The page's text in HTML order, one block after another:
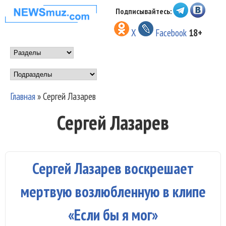
Перейти к основному
содержанию
НОВОСТИ
МУЗЫКИ И
ШОУ БИЗНЕСА
NEWSMUZ.COM
Подписывайтесь:
X Facebook 18+
Main menu
Подразделы
Вы здесь
Главная»Сергей Лазарев
Сергей Лазарев
Сергей Лазарев воскрешает
мертвую возлюбленную в клипе
«Если бы я мог»